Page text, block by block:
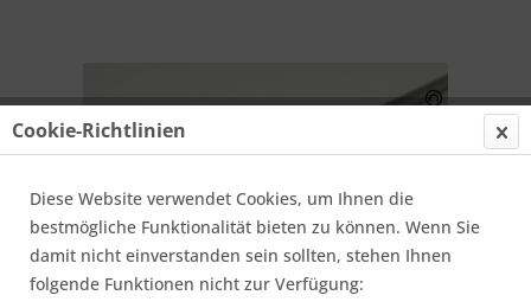
Cookie-Richtlinien
Diese Website verwendet Cookies, um Ihnen die
bestmögliche Funktionalität bieten zu können. Wenn Sie
damit nicht einverstanden sein sollten, stehen Ihnen
folgende Funktionen nicht zur Verfügung: